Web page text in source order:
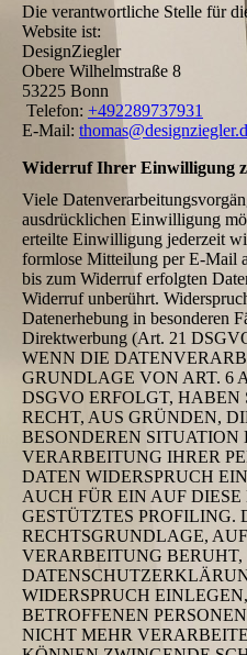
Die verantwortliche Stelle für
Website ist:
DesignZiegler
Obere Wilhelmstraße 8
53225 Bonn
Telefon: +492289737931
E-Mail:
Widerruf Ihrer Einwilligung
Viele
ausdrücklichen Einwilligung
erteilte Einwilligung jederzeit
formlose Mitteilung per E-Mail
bis zum Widerruf erfolgten
Widerruf unberührt.
Datenerhebung in besonderen
Direktwerbung (Art. 21
WENN DIE
GRUNDLAGE VON ART. 6
DSGVO ERFOLGT, HABEN
RECHT, AUS GRÜNDEN,
BESONDEREN SITUATION
VERARBEITUNG IHRER
DATEN WIDERSPRUCH
AUCH FÜR EIN AUF DIESE
GESTÜTZTES PROFILING.
RECHTSGRUNDLAGE,
VERARBEITUNG BERUHT,
WIDERSPRUCH
BETROFFENEN
NICHT MEHR